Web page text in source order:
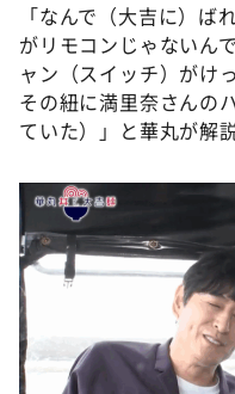
「なんで（大吉に）ば
がリモコンじゃないん
ャン（スイッチ）がけ
その紐に満里奈さんの
ていた）」と華丸が解